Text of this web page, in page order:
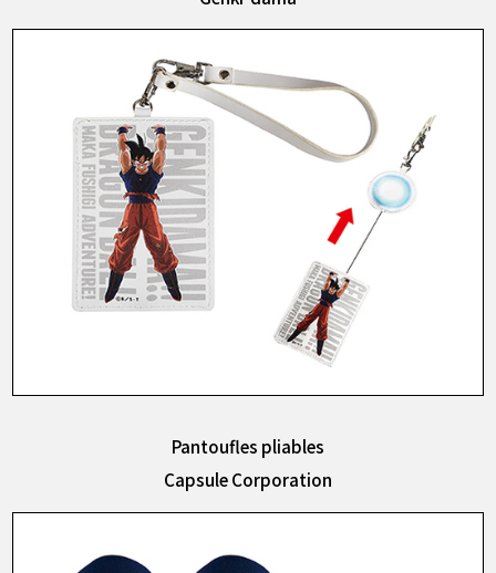
Pantoufles pliables
Capsule Corporation